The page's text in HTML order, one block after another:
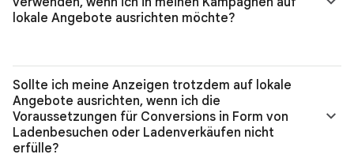
lokale Angebote ausrichten möchte?
Sollte ich meine Anzeigen trotzdem auf lokale
Angebote ausrichten, wenn ich die
Voraussetzungen für Conversions in Form von
Ladenbesuchen oder Ladenverkäufen nicht
erfülle?